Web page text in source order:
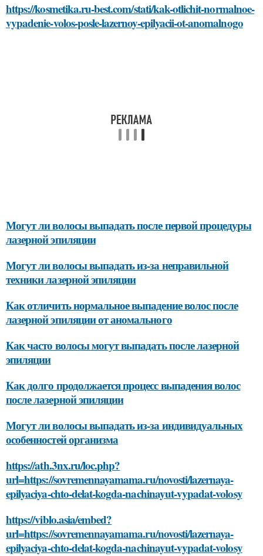
https://kosmetika.ru-best.com/stati/kak-otlichit-normalnoe-
vypadenie-volos-posle-lazernoy-epilyacii-ot-anomalnogo
Могут ли волосы выпадать после первой процедуры
лазерной эпиляции
Могут ли волосы выпадать из-за неправильной
техники лазерной эпиляции
Как отличить нормальное выпадение волос после
лазерной эпиляции от аномального
Как часто волосы могут выпадать после лазерной
эпиляции
Как долго продолжается процесс выпадения волос
после лазерной эпиляции
Могут ли волосы выпадать из-за индивидуальных
особенностей организма
https://ath.3nx.ru/loc.php?
url=https://sovremennayamama.ru/novosti/lazernaya-
epilyaciya-chto-delat-kogda-nachinayut-vypadat-volosy
https://viblo.asia/embed?
url=https://sovremennayamama.ru/novosti/lazernaya-
epilyaciya-chto-delat-kogda-nachinayut-vypadat-volosy